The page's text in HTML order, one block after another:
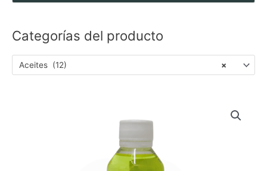
d
s
c
Categorías del producto
×
Aceites (12)